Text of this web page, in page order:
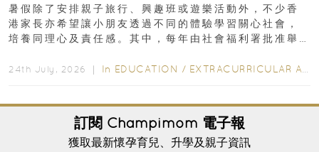
暑假除了安排親子旅行、興趣班或遊樂活動外，不少香
港家長亦希望讓小朋友透過不同的體驗學習關心社會，
培養同理心及責任感。其中，每年由社會福利署批准舉
24th July, 2026 ｜ In EDUCATION / EXTRACURRICULAR ACTIVITIES
訂閱 Champimom 電子報
獲取最新懷孕育兒、升學及親子資訊